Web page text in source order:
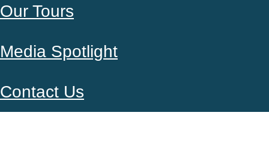
Our Tours
Media Spotlight
Contact Us